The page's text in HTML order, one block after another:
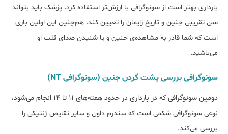
بارداری بهتر است از سونوگرافی با ارزش‌تر استفاده کرد. پزشک باید بتواند
سن تقریبی جنین و تاریخ زایمان را تعیین کند. هم‌چنین این اولین باری
است که شما قادر به مشاهده‌ی جنین و یا شنیدن صدای قلب او
می‌باشید.
سونوگرافی بررسی پشت گردن جنین (سونوگرافی NT)
دومین سونوگرافی که در بارداری در حدود هفته‌های 11 تا 14 انجام می‌شود،
نوعی سونوگرافی شکمی است که سندرم داون و سایر نقایص ژنتیکی را
بررسی می‌کند.